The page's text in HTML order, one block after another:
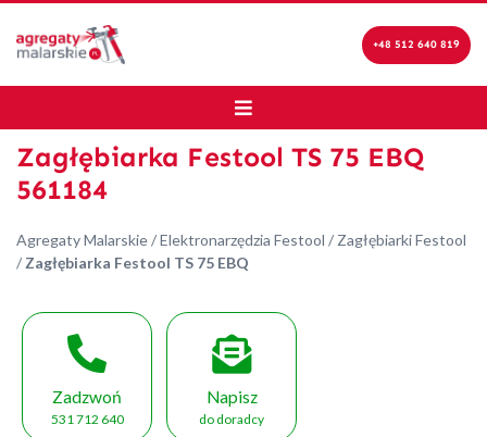
+48 512 640 819
Zagłębiarka Festool TS 75 EBQ
561184
Agregaty Malarskie/Elektronarzędzia Festool / Zagłębiarki Festool
/ Zagłębiarka Festool TS 75 EBQ
Zadzwoń
531 712 640
Napisz
do doradcy